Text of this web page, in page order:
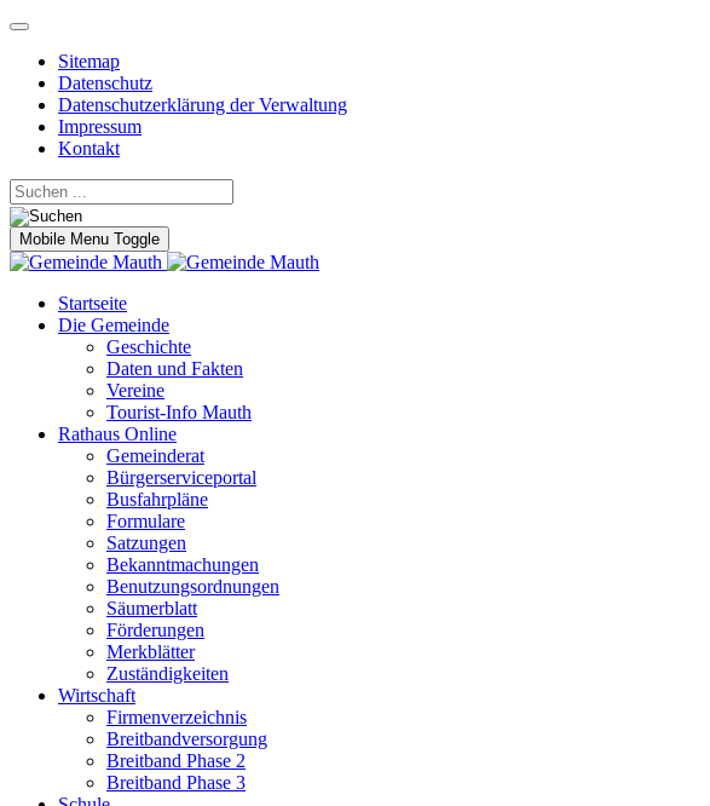
Sitemap
Datenschutz
Datenschutzerklärung der Verwaltung
Impressum
Kontakt
Mobile Menu Toggle
Startseite
Die Gemeinde
Geschichte
Daten und Fakten
Vereine
Tourist-Info Mauth
Rathaus Online
Gemeinderat
Bürgerserviceportal
Busfahrpläne
Formulare
Satzungen
Bekanntmachungen
Benutzungsordnungen
Säumerblatt
Förderungen
Merkblätter
Zuständigkeiten
Wirtschaft
Firmenverzeichnis
Breitbandversorgung
Breitband Phase 2
Breitband Phase 3